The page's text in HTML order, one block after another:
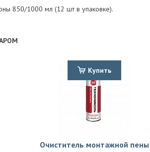
850/1000 мл (12 шт в упаковке).
Очиститель монтажной пены
Купить